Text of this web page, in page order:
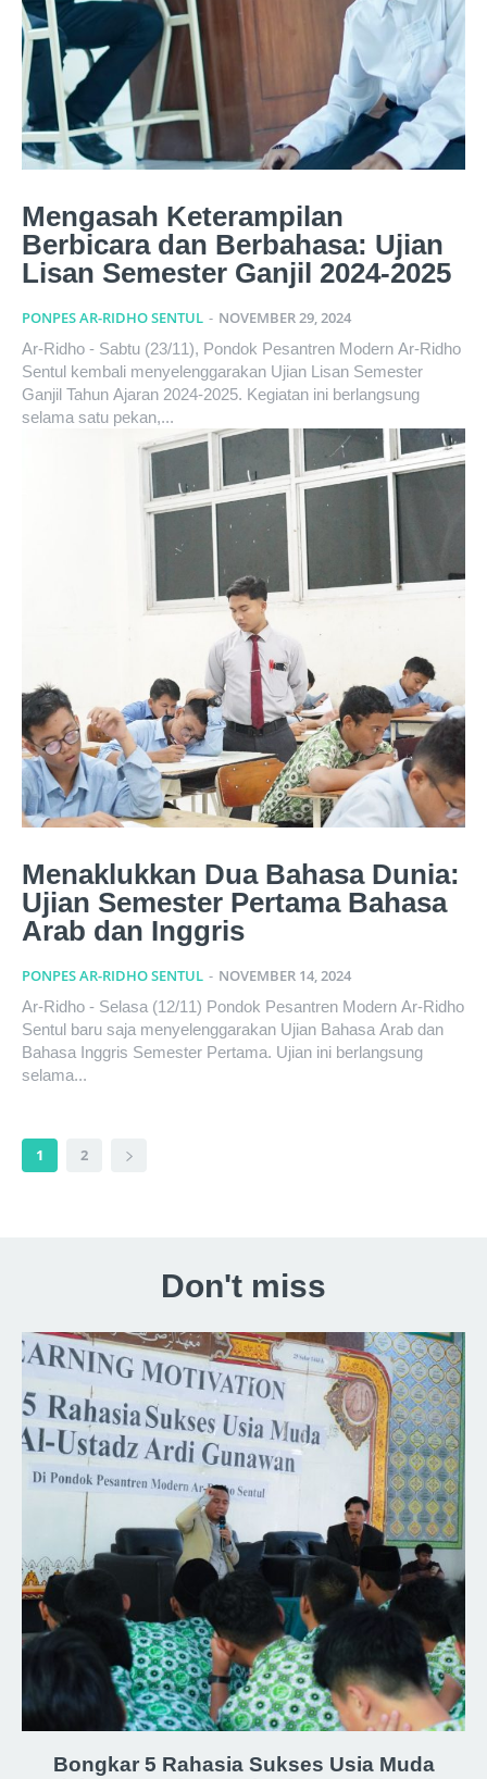
Mengasah Keterampilan
Berbicara dan Berbahasa: Ujian
Lisan Semester Ganjil 2024-2025
PONPES AR-RIDHO SENTUL - NOVEMBER 29, 2024
Ar-Ridho - Sabtu (23/11), Pondok Pesantren Modern Ar-Ridho
Sentul kembali menyelenggarakan Ujian Lisan Semester
Ganjil Tahun Ajaran 2024-2025. Kegiatan ini berlangsung
selama satu pekan,...
Menaklukkan Dua Bahasa Dunia:
Ujian Semester Pertama Bahasa
Arab dan Inggris
PONPES AR-RIDHO SENTUL - NOVEMBER 14, 2024
Ar-Ridho - Selasa (12/11) Pondok Pesantren Modern Ar-Ridho
Sentul baru saja menyelenggarakan Ujian Bahasa Arab dan
Bahasa Inggris Semester Pertama. Ujian ini berlangsung
selama...
1 2
Don't miss
Bongkar 5 Rahasia Sukses Usia Muda